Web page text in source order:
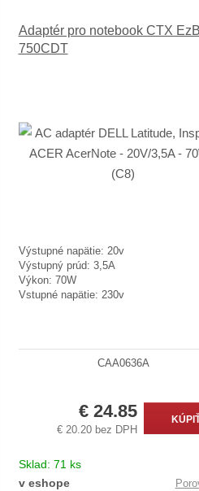
e
d
u
k
Adaptér pro notebook CTX
750CDT
Výstupné napätie: 20v
Výstupný prúd: 3,5A
Výkon: 70W
Vstupné napätie: 230v
CAA0636A
€ 24.85
€ 20.20 bez DPH
Sklad: 71 ks
v eshope